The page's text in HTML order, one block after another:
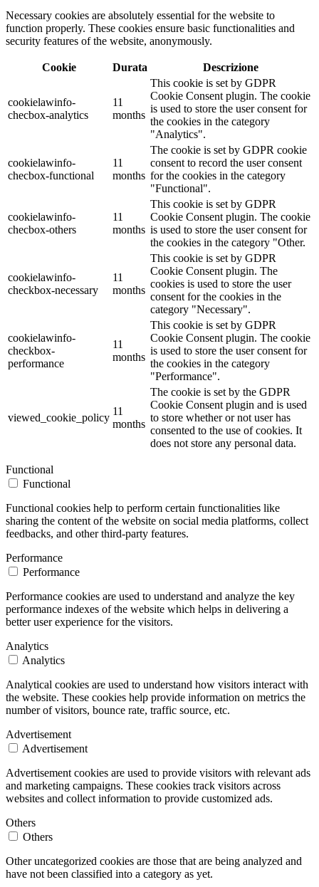
Necessary cookies are absolutely essential for the website to
function properly. These cookies ensure basic functionalities and
security features of the website, anonymously.
Cookie Durata Descrizione
cookielawinfo-
checbox-analytics
11
months
This cookie is set by GDPR
Cookie Consent plugin. The cookie
is used to store the user consent for
the cookies in the category
"Analytics".
cookielawinfo-
checbox-functional
11
months
The cookie is set by GDPR cookie
consent to record the user consent
for the cookies in the category
"Functional".
cookielawinfo-
checbox-others
11
months
This cookie is set by GDPR
Cookie Consent plugin. The cookie
is used to store the user consent for
the cookies in the category "Other.
cookielawinfo-
checkbox-necessary
11
months
This cookie is set by GDPR
Cookie Consent plugin. The
cookies is used to store the user
consent for the cookies in the
category "Necessary".
cookielawinfo-
checkbox-
performance
11
months
This cookie is set by GDPR
Cookie Consent plugin. The cookie
is used to store the user consent for
the cookies in the category
"Performance".
viewed_cookie_policy
11
months
The cookie is set by the GDPR
Cookie Consent plugin and is used
to store whether or not user has
consented to the use of cookies. It
does not store any personal data.
Functional
Functional
Functional cookies help to perform certain functionalities like
sharing the content of the website on social media platforms, collect
feedbacks, and other third-party features.
Performance
Performance
Performance cookies are used to understand and analyze the key
performance indexes of the website which helps in delivering a
better user experience for the visitors.
Analytics
Analytics
Analytical cookies are used to understand how visitors interact with
the website. These cookies help provide information on metrics the
number of visitors, bounce rate, traffic source, etc.
Advertisement
Advertisement
Advertisement cookies are used to provide visitors with relevant ads
and marketing campaigns. These cookies track visitors across
websites and collect information to provide customized ads.
Others
Others
Other uncategorized cookies are those that are being analyzed and
have not been classified into a category as yet.